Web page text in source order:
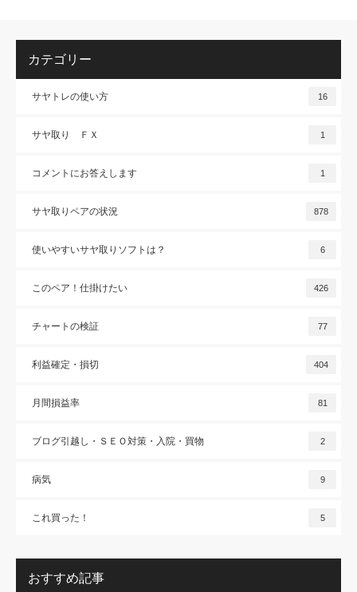
カテゴリー
サヤトレの使い方 16
サヤ取り ＦＸ 1
コメントにお答えします 1
サヤ取りペアの状況 878
使いやすいサヤ取りソフトは？ 6
このペア！仕掛けたい 426
チャートの検証 77
利益確定・損切 404
月間損益率 81
ブログ引越し・ＳＥＯ対策・入院・買物 2
病気 9
これ買った！ 5
おすすめ記事